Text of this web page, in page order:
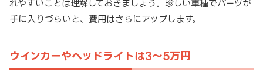
れやすいことは理解しておきましょう。珍しい車種でパーツが
手に入りづらいと、費用はさらにアップします。
ウインカーやヘッドライトは3～5万円